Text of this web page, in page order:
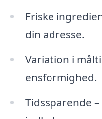
Friske
din adresse.
Variation i
ensformighed.
Tidssparende